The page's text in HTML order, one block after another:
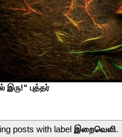
இரு!" புத்தர்
posts with labelஇறைவெளி.